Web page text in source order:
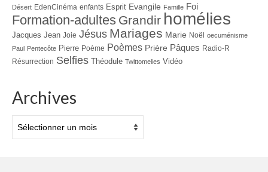
Désert EdenCinéma enfants Esprit Evangile Famille Foi
Formation-adultes Grandir homélies
Jacques Jean Joie Jésus Mariages Marie Noël oecuménisme
Paul Pentecôte Pierre Poème Poèmes Prière Pâques Radio-R
Résurrection Selfies Théodule Twittomelies Vidéo
Archives